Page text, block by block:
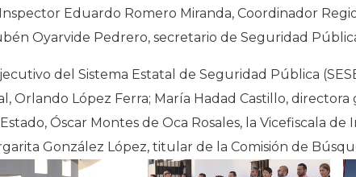
Eduardo Romero Miranda, Coordinador
Oyarvide Pedrero, secretario de Seguridad
del Sistema Estatal de Seguridad Pública
Orlando López Ferra; María Hadad Castillo,
Óscar Montes de Oca Rosales, la Vicefiscala
González López, titular de la Comisión de